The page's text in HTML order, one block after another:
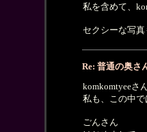
私を含めて、
セクシーな写
Re: 普通の奥さ
komkomtyeeさ
私も、この中で
ごんさん